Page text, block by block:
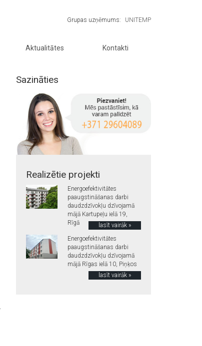
Grupas uzņēmums: UNITEMP
Aktualitātes Kontakti
Sazināties
Realizētie projekti
Energoefektivitātes
paaugstināšanas darbi
daudzdzīvokļu dzīvojamā
mājā Kartupeļu ielā 19,
Rīgā
lasīt vairāk »
Energoefektivitātes
paaugstināšanas darbi
daudzdzīvokļu dzīvojamā
mājā Rīgas ielā 10, Piņķos
lasīt vairāk »